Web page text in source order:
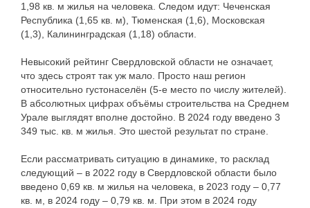
1,98 кв. м жилья на человека. Следом идут: Чеченская
Республика (1,65 кв. м), Тюменская (1,6), Московская
(1,3), Калининградская (1,18) области.
Невысокий рейтинг Свердловской области не означает,
что здесь строят так уж мало. Просто наш регион
относительно густонаселён (5-е место по числу жителей).
В абсолютных цифрах объёмы строительства на Среднем
Урале выглядят вполне достойно. В 2024 году введено 3
349 тыс. кв. м жилья. Это шестой результат по стране.
Если рассматривать ситуацию в динамике, то расклад
следующий – в 2022 году в Свердловской области было
введено 0,69 кв. м жилья на человека, в 2023 году – 0,77
кв. м, в 2024 году – 0,79 кв. м. При этом в 2024 году